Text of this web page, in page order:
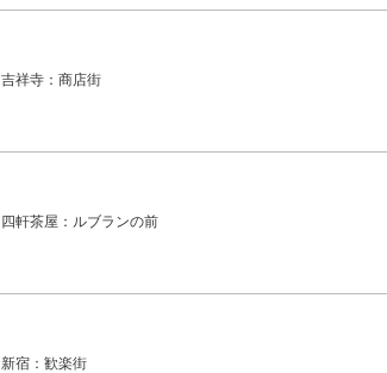
吉祥寺：商店街
四軒茶屋：ルブランの前
新宿：歓楽街